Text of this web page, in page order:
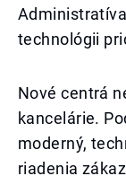
technológii
Nové centrá
kancelárie.
moderný,
riadenia